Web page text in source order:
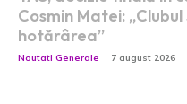
Cosmin Matei:
hotărârea”
Noutati Generale 7 august 2026